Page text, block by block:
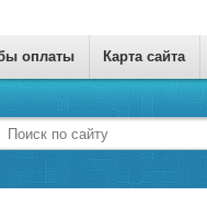
оплаты Карта сайта